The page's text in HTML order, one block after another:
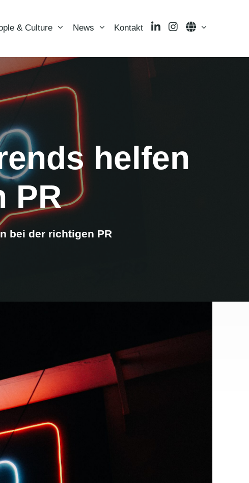
& Culture News Kontakt LinkedInInstagramLanguage
helfen
PR
bei der richtigen PR